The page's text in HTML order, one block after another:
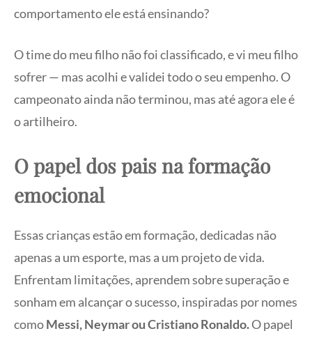
comportamento ele está ensinando?
O time do meu filho não foi classificado, e vi meu filho
sofrer — mas acolhi e validei todo o seu empenho. O
campeonato ainda não terminou, mas até agora ele é
o artilheiro.
O papel dos pais na formação
emocional
Essas crianças estão em formação, dedicadas não
apenas a um esporte, mas a um projeto de vida.
Enfrentam limitações, aprendem sobre superação e
sonham em alcançar o sucesso, inspiradas por nomes
comoMessi, Neymar ou Cristiano Ronaldo.O papel